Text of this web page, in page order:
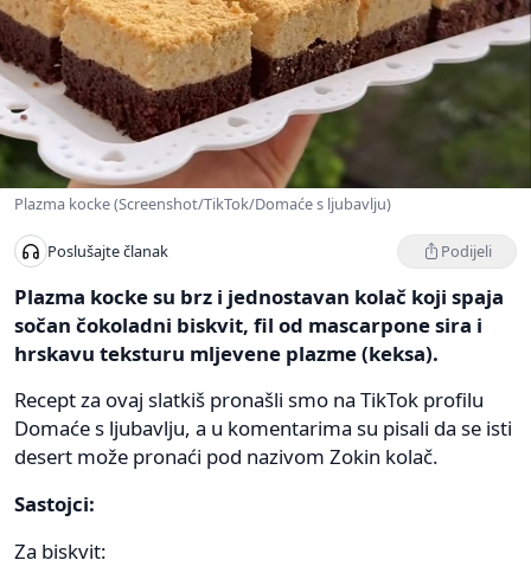
Plazma kocke (Screenshot/TikTok/Domaće s ljubavlju)
Poslušajte članak Podijeli
Plazma kocke su brz i jednostavan kolač koji spaja
sočan čokoladni biskvit, fil od mascarpone sira i
hrskavu teksturu mljevene plazme (keksa).
Recept za ovaj slatkiš pronašli smo na TikTok profilu
Domaće s ljubavlju, a u komentarima su pisali da se isti
desert može pronaći pod nazivom Zokin kolač.
Sastojci:
Za biskvit: